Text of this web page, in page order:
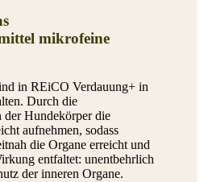
mikrofeine
in REiCO Verdauung+ in
Durch die
Hundekörper die
aufnehmen, sodass
die Organe erreicht und
entfaltet: unentbehrlich
der inneren Organe.